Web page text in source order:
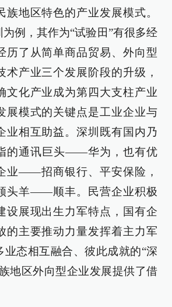
族地区特色的产业发展模式。
例，其作为“试验田”有很多经
历了从简单商品贸易、外向型
术产业三个发展阶段的升级，
文化产业成为第四大支柱产业
展模式的关键点是工业企业与
业相互助益。深圳既有国内乃
的通讯巨头——华为，也有优
业——招商银行、平安保险，
头羊——顺丰。民营企业积极
设展现出生力军特点，国有企
的主要推动力量发挥着主力军
业态相互融合、彼此成就的“深
地区外向型企业发展提供了借